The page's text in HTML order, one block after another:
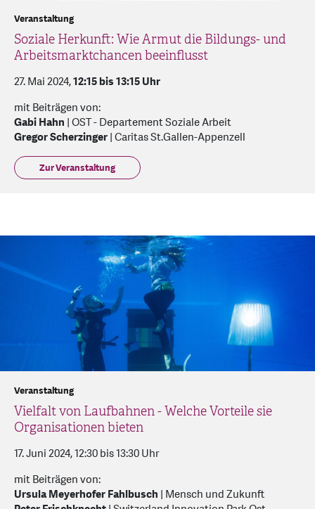
Soziale Herkunft: Wie Armut die Bildungs- und
Arbeitsmarktchancen beeinflusst
Veranstaltung
27. Mai 2024,12:15 bis 13:15 Uhr
mit Beiträgen von:
Gabi Hahn | OST - Departement Soziale Arbeit
Gregor Scherzinger| Caritas St.Gallen-Appenzell
Zur Veranstaltung
Vielfalt von Laufbahnen - Welche Vorteile sie
Organisationen bieten
Veranstaltung
17. Juni 2024, 12:30 bis 13:30 Uhr
mit Beiträgen von:
Ursula Meyerhofer Fahlbusch | Mensch und Zukunft